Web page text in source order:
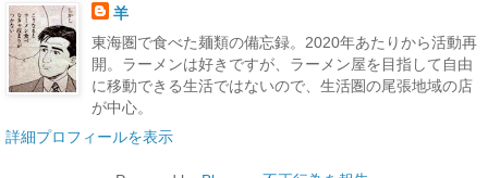
羊
東海圏で食べた麺類の備忘録。2020年あたりから活動再
開。ラーメンは好きですが、ラーメン屋を目指して自由
に移動できる生活ではないので、生活圏の尾張地域の店
が中心。
詳細プロフィールを表示